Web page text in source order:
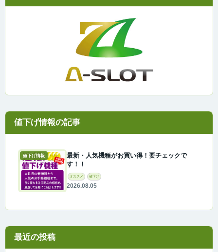
値下げ情報
最新・人気機種がお買い得！要チェックで
す！！
オススメ 値下げ
2026.08.05
最近の投稿